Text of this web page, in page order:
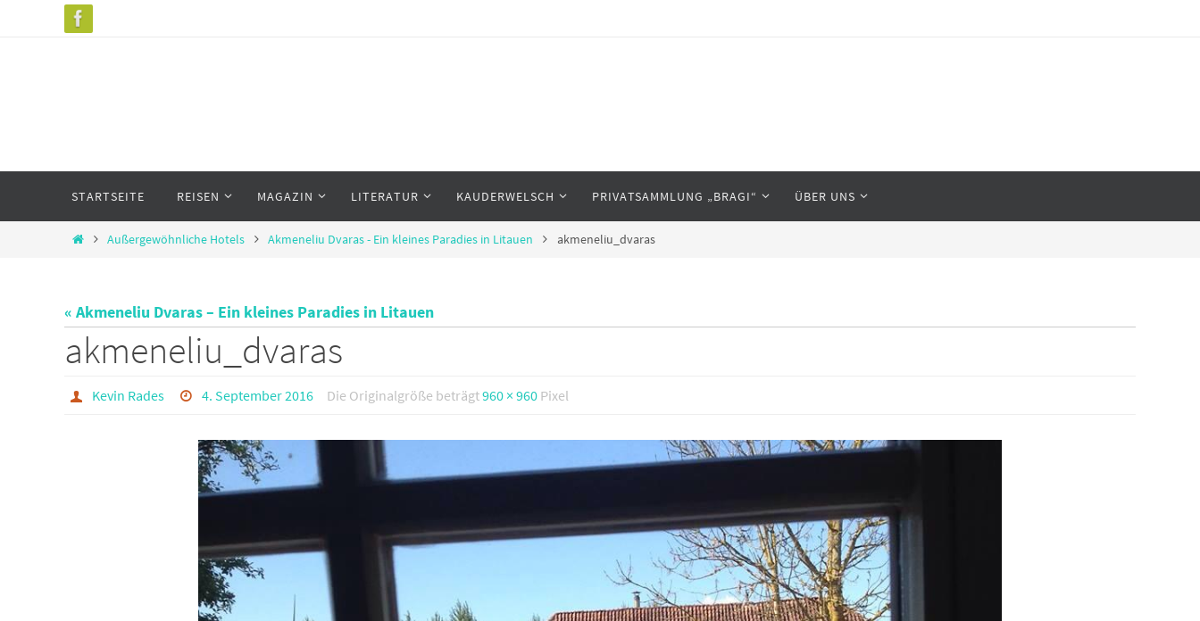
springen
STARTSEITE REISEN MAGAZIN LITERATUR KAUDERWELSCH PRIVATSAMMLUNG „BRAGI“ ÜBER UNS
StartAußergewöhnliche Hotels Akmeneliu Dvaras - Ein kleines Paradies in Litauen akmeneliu_dvaras
« Akmeneliu Dvaras – Ein kleines Paradies in Litauen
akmeneliu_dvaras
Kevin Rades 4. September 2016 Die Originalgröße beträgt960 × 960 Pixel